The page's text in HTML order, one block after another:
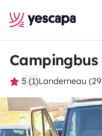
Campingbus
5 (1)Landerneau